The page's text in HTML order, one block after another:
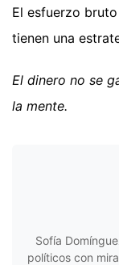
El esfuerzo
tienen una
El dinero no se
la mente.
Sofía
políticos con